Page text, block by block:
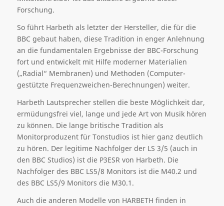
Forschung.
So führt Harbeth als letzter der Hersteller, die für die
BBC gebaut haben, diese Tradition in enger Anlehnung
an die fundamentalen Ergebnisse der BBC-Forschung
fort und entwickelt mit Hilfe moderner Materialien
(„Radial“ Membranen) und Methoden (Computer-
gestützte Frequenzweichen-Berechnungen) weiter.
Harbeth Lautsprecher stellen die beste Möglichkeit dar,
ermüdungsfrei viel, lange und jede Art von Musik hören
zu können. Die lange britische Tradition als
Monitorproduzent für Tonstudios ist hier ganz deutlich
zu hören. Der legitime Nachfolger der LS 3/5 (auch in
den BBC Studios) ist die P3ESR von Harbeth. Die
Nachfolger des BBC LS5/8 Monitors ist die M40.2 und
des BBC LS5/9 Monitors die M30.1.
Auch die anderen Modelle von HARBETH finden in